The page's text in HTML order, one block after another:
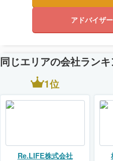
アドバイザ
同じエリアの会社ラン
1位
Re.LIFE株式会社